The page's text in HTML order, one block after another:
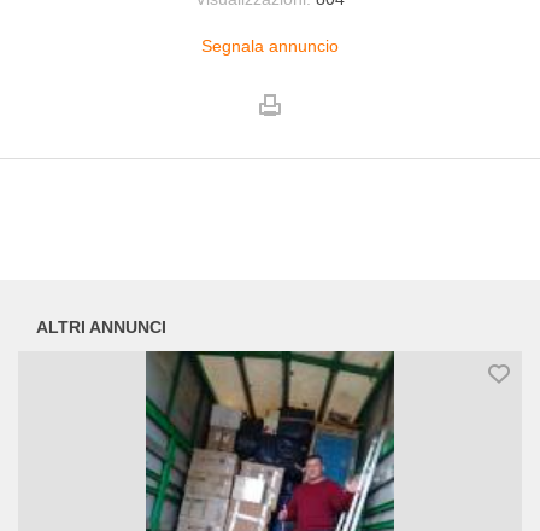
Segnala annuncio
ALTRI ANNUNCI